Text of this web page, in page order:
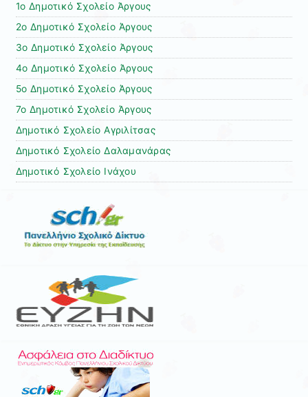
1ο Δημοτικό Σχολείο Άργους
2ο Δημοτικό Σχολείο Άργους
3ο Δημοτικό Σχολείο Άργους
4ο Δημοτικό Σχολείο Άργους
5ο Δημοτικό Σχολείο Άργους
7ο Δημοτικό Σχολείο Άργους
Δημοτικό Σχολείο Αγριλίτσας
Δημοτικό Σχολείο Δαλαμανάρας
Δημοτικό Σχολείο Ινάχου